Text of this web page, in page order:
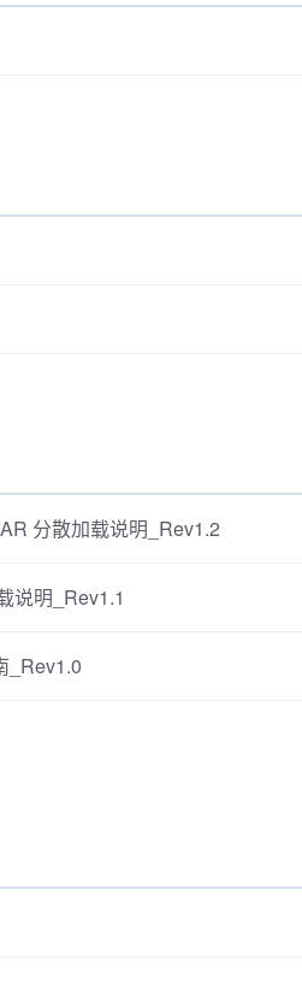
分散加载说明_Rev1.2
说明_Rev1.1
_Rev1.0